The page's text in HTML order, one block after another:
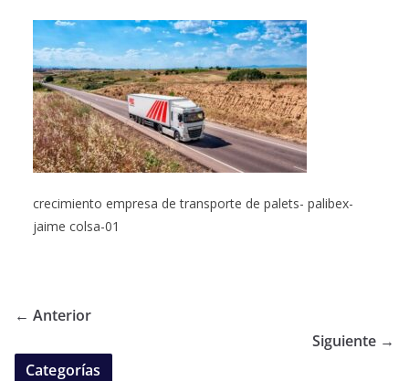
crecimiento empresa de transporte de palets- palibex-
jaime colsa-01
← Anterior
Siguiente →
Categorías